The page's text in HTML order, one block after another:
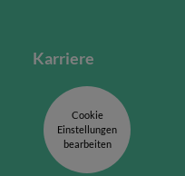
Karriere
Cookie
Einstellungen
bearbeiten